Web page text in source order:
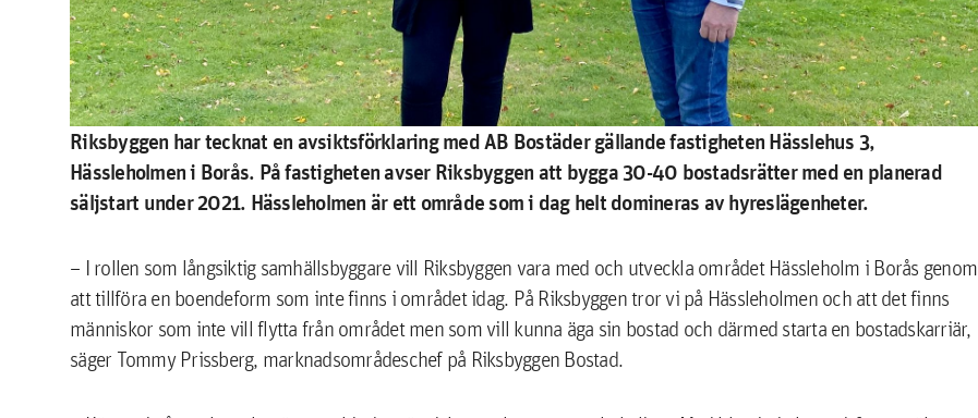
Riksbyggen har tecknat en avsiktsförklaring med AB Bostäder gällande fastigheten Hässlehus 3,
Hässleholmen i Borås. På fastigheten avser Riksbyggen att bygga 30-40 bostadsrätter med en planerad
säljstart under 2021. Hässleholmen är ett område som i dag helt domineras av hyreslägenheter.
– I rollen som långsiktig samhällsbyggare vill Riksbyggen vara med och utveckla området Hässleholm i Borås genom
att tillföra en boendeform som inte finns i området idag. På Riksbyggen tror vi på Hässleholmen och att det finns
människor som inte vill flytta från området men som vill kunna äga sin bostad och därmed starta en bostadskarriär,
säger Tommy Prissberg, marknadsområdeschef på Riksbyggen Bostad.